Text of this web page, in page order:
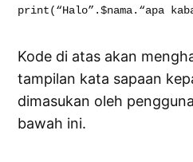
print(“Halo”.$nama.“apa
Kode di atas akan
tampilan kata sapaan
dimasukan oleh
bawah ini.